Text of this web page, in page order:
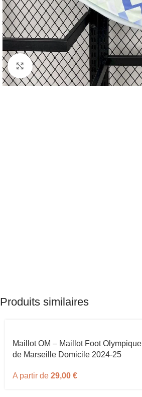
Click to enlarge
Produits similaires
Maillot OM – Maillot Foot Olympique
de Marseille Domicile 2024-25
A partir de 29,00 €